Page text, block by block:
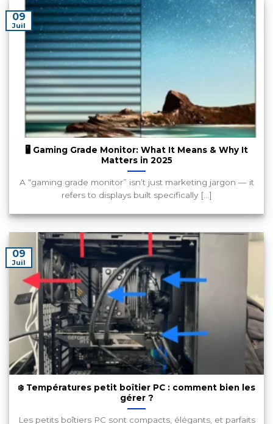
🖥️ Gaming Grade Monitor: What It Means & Why It
Matters in 2025
A “gaming grade monitor” isn’t just marketing jargon — it
refers to displays built specifically [...]
09
Juil
❄️ Températures petit boîtier PC : comment bien les
gérer ?
Les petits boîtiers PC sont compacts, élégants, et parfaits
09
Juil